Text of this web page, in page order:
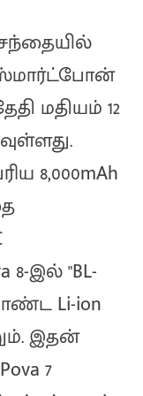
ஸ்மார்ட்போன்
மதியம் 12
8,000mAh
8-இல் "BL-
Li-ion
இதன்
7